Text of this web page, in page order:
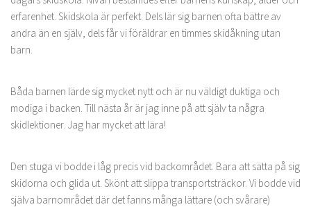
erfarenhet. Skidskola är perfekt. Dels lär sig barnen ofta bättre av
andra än en själv, dels får vi föräldrar en timmes skidåkning utan
barn.
Båda barnen lärde sig mycket nytt och är nu väldigt duktiga och
modiga i backen. Till nästa år är jag inne på att själv ta några
skidlektioner. Jag har mycket att lära!
Den stuga vi bodde i låg precis vid backområdet. Bara att sätta på sig
skidorna och glida ut. Skönt att slippa transportsträckor. Vi bodde vid
själva barnområdet där det fanns många lättare (och svårare)